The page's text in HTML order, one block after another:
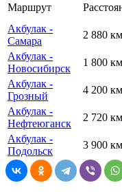
Маршрут
Акбулак -
Самара
2 880 км
Акбулак -
Новосибирск
1 800 км
Акбулак -
Грозный
4 200 км
Акбулак -
Нефтеюганск
2 720 км
Акбулак -
Подольск
3 900 км